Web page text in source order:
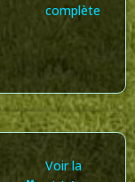
complète
Voir la